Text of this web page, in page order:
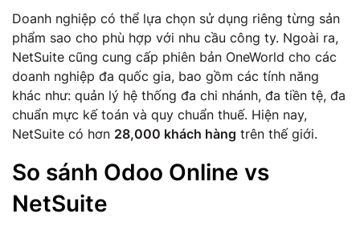
Doanh nghiệp có thể lựa chọn sử dụng riêng từng sản
phẩm sao cho phù hợp với nhu cầu công ty. Ngoài ra,
NetSuite cũng cung cấp phiên bản OneWorld cho các
doanh nghiệp đa quốc gia, bao gồm các tính năng
khác như: quản lý hệ thống đa chi nhánh, đa tiền tệ, đa
chuẩn mực kế toán và quy chuẩn thuế. Hiện nay,
NetSuite có hơn 28,000 khách hàng trên thế giới.
So sánh Odoo Online vs
NetSuite